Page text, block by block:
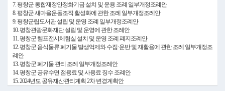
7. 평창군 통합재정안정화기금 설치 및 운용 조례 일부개정조례안
8. 평창군 새마을운동조직 활성화에 관한 조례 일부개정조례안
9. 평창군립도서관 설립 및 운영 조례 일부개정조례안
10. 평창관광문화재단 설립 및 운영에 관한 조례안
11. 평창군 헴프전시체험실 설치 및 운영 조례 폐지조례안
12. 평창군 음식물류 폐기물 발생억제와 수집·운반 및 재활용에 관한 조례 일부개정조
례안
13. 평창군 폐기물 관리 조례 일부개정조례안
14. 평창군 공유수면 점용료 및 사용료 징수 조례안
15. 2024년도 공유재산관리계획 2차 변경계획안